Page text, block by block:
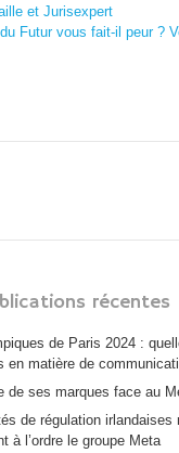
et Jurisexpert
Futur vous fait-il peur ?
récentes
de Paris 2024 :
en matière de
de ses marques face au
de régulation irlandaises
à l’ordre le groupe Meta